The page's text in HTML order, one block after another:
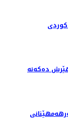
کوردی
دەکەنە